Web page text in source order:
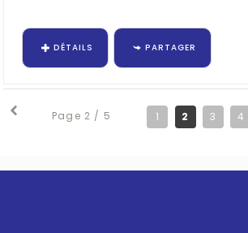
DÉTAILS PARTAGER
Page 2 / 5 1 2 3 4